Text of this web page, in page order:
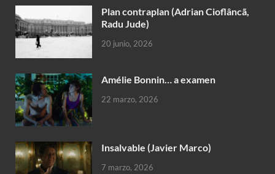
Plan contraplan (Adrian Cioflâncã,
Radu Jude)
20 junio, 2026
Amélie Bonnin… a examen
22 marzo, 2026
Insalvable (Javier Marco)
7 marzo, 2026